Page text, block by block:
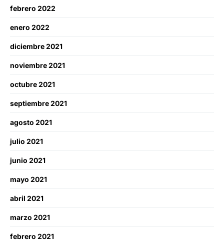
febrero 2022
enero 2022
diciembre 2021
noviembre 2021
octubre 2021
septiembre 2021
agosto 2021
julio 2021
junio 2021
mayo 2021
abril 2021
marzo 2021
febrero 2021